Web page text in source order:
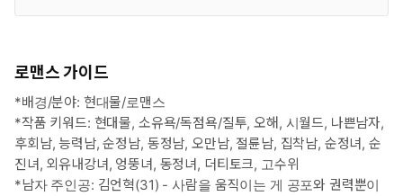
로맨스 가이드
*배경/분야: 현대물/로맨스
*작품 키워드: 현대물, 소유욕/독점욕/질투, 오해, 시월드, 나쁜남자,
후회남, 능력남, 순정남, 동정남, 오만남, 절륜남, 집착남, 순정녀, 순
진녀, 외유내강녀, 엉뚱녀, 동정녀, 더티토크, 고수위
*남자 주인공: 김언혁(31) - 사람을 움직이는 게 공포와 권력뿐이